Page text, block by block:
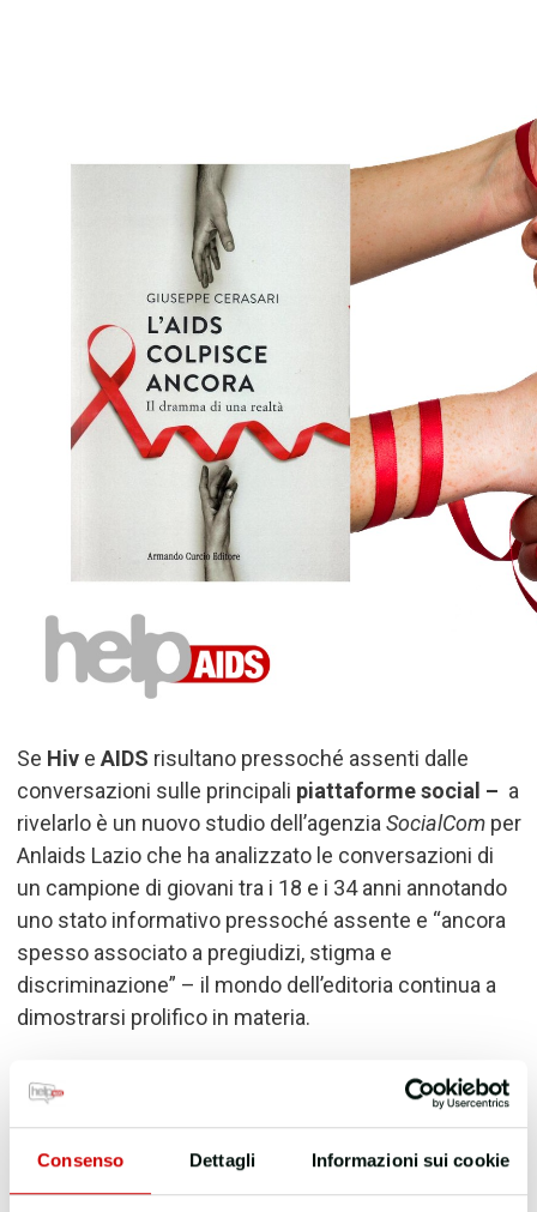
Consenso Dettagli Informazioni sui cookie
Se Hiv e AIDS risultano pressoché assenti dalle
conversazioni sulle principali piattaforme social – a
rivelarlo è un nuovo studio dell’agenzia SocialCom per
Anlaids Lazio che ha analizzato le conversazioni di
un campione di giovani tra i 18 e i 34 anni annotando
uno stato informativo pressoché assente e “ancora
spesso associato a pregiudizi, stigma e
discriminazione” – il mondo dell’editoria continua a
dimostrarsi prolifico in materia.
sulla storia della sindrome da immunodeficienza
acquisita e relativa prevenzione, diagnosi e
trattamento:
la prima è quella scritta a quattro mani daAlessandro